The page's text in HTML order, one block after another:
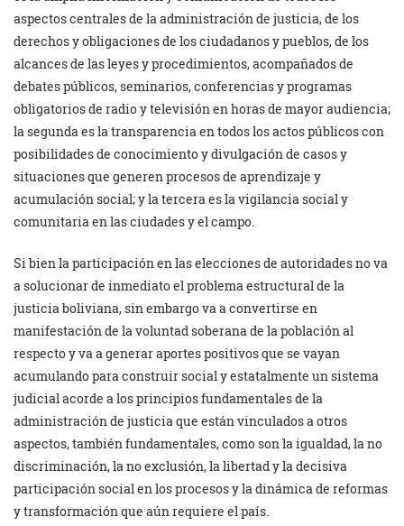
aspectos centrales de la administración de justicia, de los
derechos y obligaciones de los ciudadanos y pueblos, de los
alcances de las leyes y procedimientos, acompañados de
debates públicos, seminarios, conferencias y programas
obligatorios de radio y televisión en horas de mayor audiencia;
la segunda es la transparencia en todos los actos públicos con
posibilidades de conocimiento y divulgación de casos y
situaciones que generen procesos de aprendizaje y
acumulación social; y la tercera es la vigilancia social y
comunitaria en las ciudades y el campo.
Si bien la participación en las elecciones de autoridades no va
a solucionar de inmediato el problema estructural de la
justicia boliviana, sin embargo va a convertirse en
manifestación de la voluntad soberana de la población al
respecto y va a generar aportes positivos que se vayan
acumulando para construir social y estatalmente un sistema
judicial acorde a los principios fundamentales de la
administración de justicia que están vinculados a otros
aspectos, también fundamentales, como son la igualdad, la no
discriminación, la no exclusión, la libertad y la decisiva
participación social en los procesos y la dinámica de reformas
y transformación que aún requiere el país.